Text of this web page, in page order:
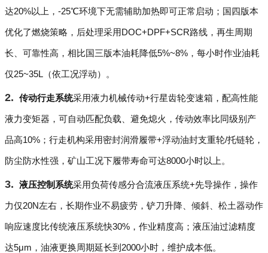
达20%以上，-25℃环境下无需辅助加热即可正常启动；国四版本
优化了燃烧策略，后处理采用DOC+DPF+SCR路线，再生周期
长、可靠性高，相比国三版本油耗降低5%~8%，每小时作业油耗
仅25~35L（依工况浮动）。
传动行走系统采用液力机械传动+行星齿轮变速箱，配高性能
液力变矩器，可自动匹配负载、避免熄火，传动效率比同级别产
品高10%；行走机构采用密封润滑履带+浮动油封支重轮/托链轮，
防尘防水性强，矿山工况下履带寿命可达8000小时以上。
液压控制系统采用负荷传感分合流液压系统+先导操作，操作
力仅20N左右，长期作业不易疲劳，铲刀升降、倾斜、松土器动作
响应速度比传统液压系统快30%，作业精度高；液压油过滤精度
达5μm，油液更换周期延长到2000小时，维护成本低。